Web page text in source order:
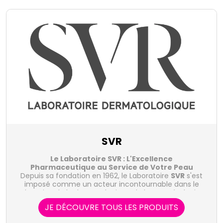
SVR
Le Laboratoire SVR : L'Excellence
Pharmaceutique au Service de Votre Peau
Depuis sa fondation en 1962, le Laboratoire SVR s'est
imposé comme un acteur incontournable dans le
domaine de la dermatologie et de la cosmétologie.
Avec une expertise pharmaceutique inégalée et une
recherche constante d'innovation,SVRs'est forgé
une réputation d'excellence en proposant des
Découvrez la gamme SVR dès maintenant en
cliquant ici !
JE DÉCOUVRE TOUS LES PRODUITS